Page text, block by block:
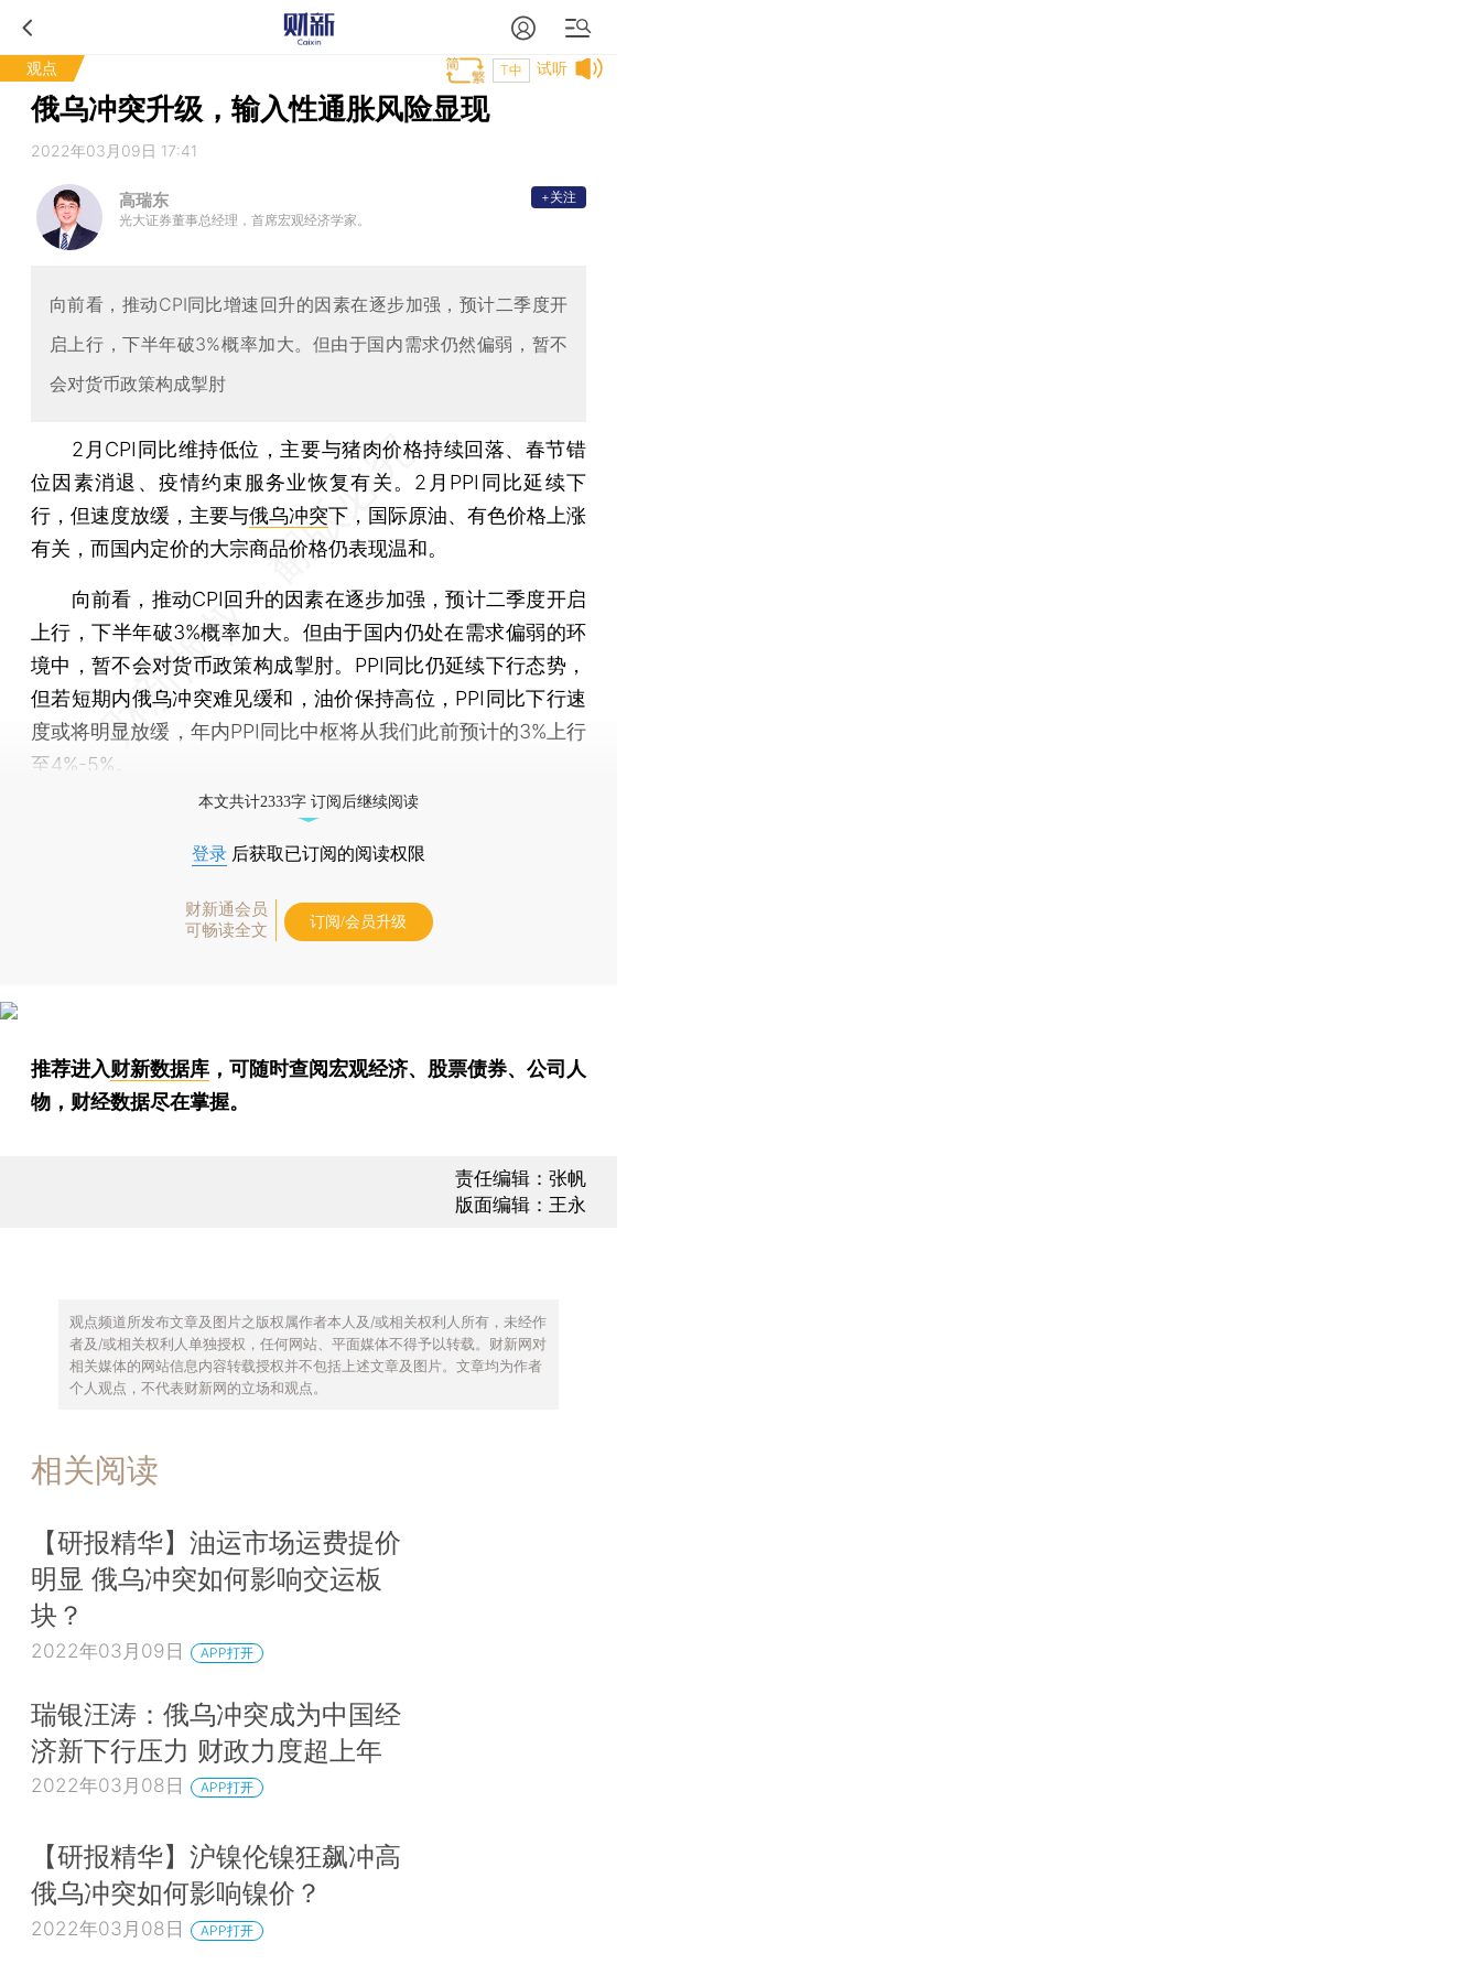
观点 试听
T中
俄乌冲突升级，输入性通胀风险显现
2022年03月09日 17:41
高瑞东
光大证券董事总经理，首席宏观经济学家。
+关注
向前看，推动CPI同比增速回升的因素在逐步加强，预计二季度开
启上行，下半年破3%概率加大。但由于国内需求仍然偏弱，暂不
会对货币政策构成掣肘
2月CPI同比维持低位，主要与猪肉价格持续回落、春节错
位因素消退、疫情约束服务业恢复有关。2月PPI同比延续下
行，但速度放缓，主要与俄乌冲突下，国际原油、有色价格上涨
有关，而国内定价的大宗商品价格仍表现温和。
向前看，推动CPI回升的因素在逐步加强，预计二季度开启
上行，下半年破3%概率加大。但由于国内仍处在需求偏弱的环
境中，暂不会对货币政策构成掣肘。PPI同比仍延续下行态势，
但若短期内俄乌冲突难见缓和，油价保持高位，PPI同比下行速
度或将明显放缓，年内PPI同比中枢将从我们此前预计的3%上行
至4%-5%。
本文共计2333字 订阅后继续阅读
登录 后获取已订阅的阅读权限
财新通会员
可畅读全文
订阅/会员升级
推荐进入财新数据库 ，可随时查阅宏观经济、股票债券、公司人
物，财经数据尽在掌握。
责任编辑：张帆
版面编辑：王永
观点频道所发布文章及图片之版权属作者本人及/或相关权利人所有，未经作
者及/或相关权利人单独授权，任何网站、平面媒体不得予以转载。财新网对
相关媒体的网站信息内容转载授权并不包括上述文章及图片。文章均为作者
个人观点，不代表财新网的立场和观点。
相关阅读
【研报精华】油运市场运费提价
明显 俄乌冲突如何影响交运板
块？
2022年03月09日 APP打开
瑞银汪涛：俄乌冲突成为中国经
济新下行压力 财政力度超上年
2022年03月08日 APP打开
【研报精华】沪镍伦镍狂飙冲高
俄乌冲突如何影响镍价？
2022年03月08日 APP打开